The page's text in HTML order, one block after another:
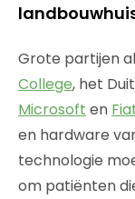
Grote partijen
College, het
Microsoft en
en hardware
technologie
om patiënten